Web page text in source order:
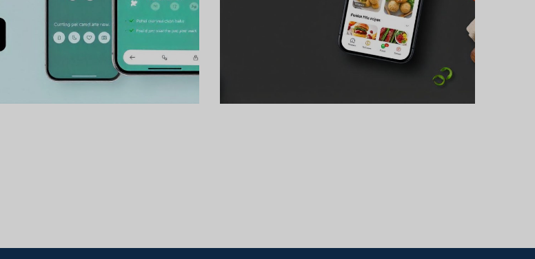
animalelor
DE DEZVOLTARE DE
MOBILE
livrare de alimente și
PROIECTE DE DEZVOLTARE DE